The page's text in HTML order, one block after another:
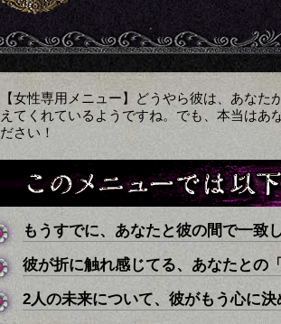
【女性専用メニュー】どうやら彼は、あな
えてくれているようですね。でも、本当は
ださい！
もうすでに、あなたと彼の間で一致
彼が折に触れ感じてる、あなたとの
2人の未来について、彼がもう心に決